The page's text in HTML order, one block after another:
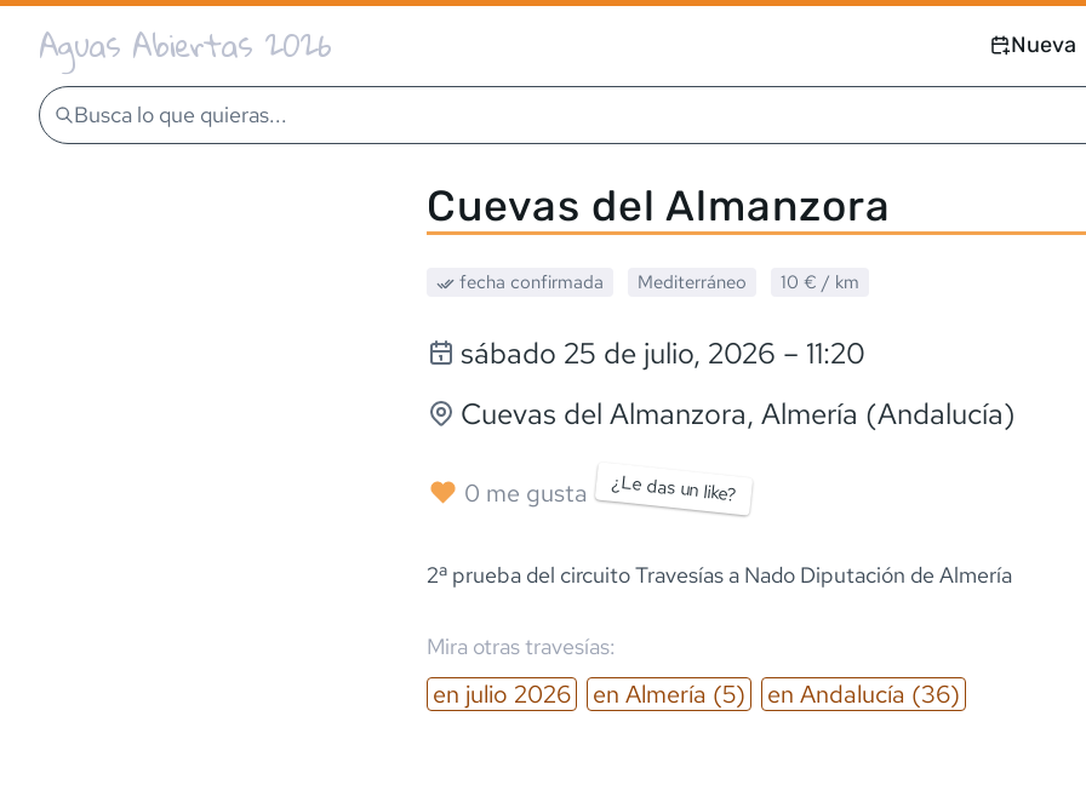
Aguas Abiertas 2026 Nueva
Busca lo que quieras...
Cuevas del Almanzora
fecha confirmada Mediterráneo 10 € / km
sábado 25 de julio, 2026 – 11:20
Cuevas del Almanzora, Almería (Andalucía)
0 me gusta ¿Le das un like?
2ª prueba del circuito Travesías a Nado Diputación de Almería
Mira otras travesías:
en julio 2026 en Almería (5) en Andalucía (36)